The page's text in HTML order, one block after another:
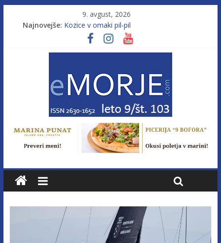
9. avgust, 2026
Najnovejše: Kozice v omaki pil-pil
Leto 9, št. 103; Licenca brez morja
Od morja do gorja 11